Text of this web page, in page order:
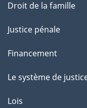
Droit de la famille
Justice pénale
Financement
Le système de
Lois